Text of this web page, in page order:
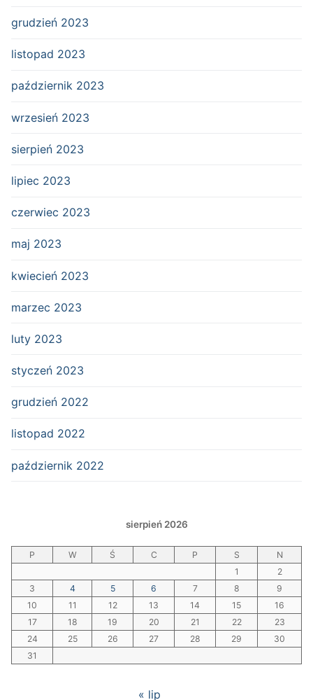
grudzień 2023
listopad 2023
październik 2023
wrzesień 2023
sierpień 2023
lipiec 2023
czerwiec 2023
maj 2023
kwiecień 2023
marzec 2023
luty 2023
styczeń 2023
grudzień 2022
listopad 2022
październik 2022
sierpień 2026
P W Ś C P S
N
1
2
3
4 5 6 7 8
9
10
11 12 13 14 15
16
17
18 19 20 21 22
23
24
25 26 27 28 29
30
31
« lip